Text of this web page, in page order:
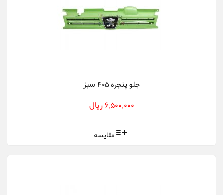
جلو پنجره 405 سبز
6,500,000 ریال
مقایسه